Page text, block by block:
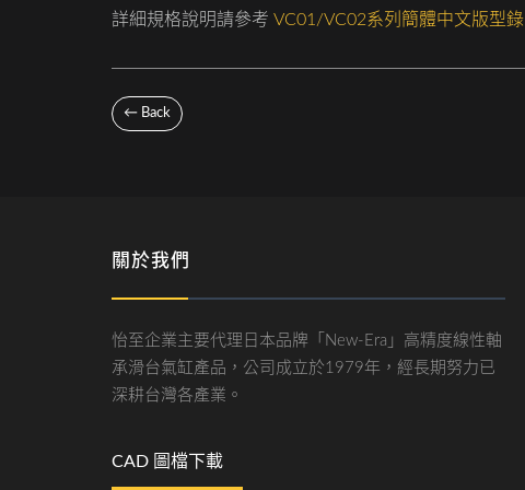
詳細規格說明請參考 VC01/VC02系列簡體中文版型錄
← Back
關於我們
怡至企業主要代理日本品牌「New-Era」高精度線性軸
承滑台氣缸產品，公司成立於1979年，經長期努力已
深耕台灣各產業。
CAD 圖檔下載